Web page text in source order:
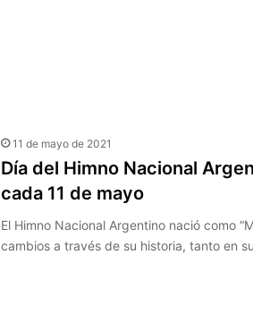
11 de mayo de 2021
Día del Himno Nacional
cada 11 de mayo
El Himno Nacional Argentino nació como
cambios a través de su historia, tanto en